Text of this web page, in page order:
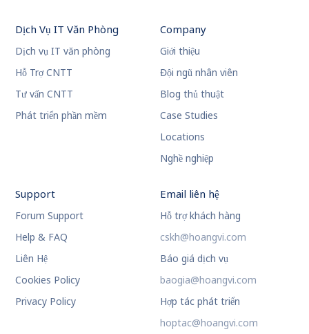
Dịch Vụ IT Văn Phòng
Dịch vụ IT văn phòng
Hỗ Trợ CNTT
Tư vấn CNTT
Phát triển phần mềm
Company
Giới thiệu
Đội ngũ nhân viên
Blog thủ thuật
Case Studies
Locations
Nghề nghiệp
Support
Forum Support
Help & FAQ
Liên Hệ
Cookies Policy
Privacy Policy
Email liên hệ
Hỗ trợ khách hàng
cskh@hoangvi.com
Báo giá dịch vụ
baogia@hoangvi.com
Hợp tác phát triển
hoptac@hoangvi.com